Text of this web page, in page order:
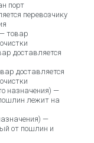
порт
перевозчику
товар
доставляется
доставляется
назначения) —
лежит на
—
от пошлин и